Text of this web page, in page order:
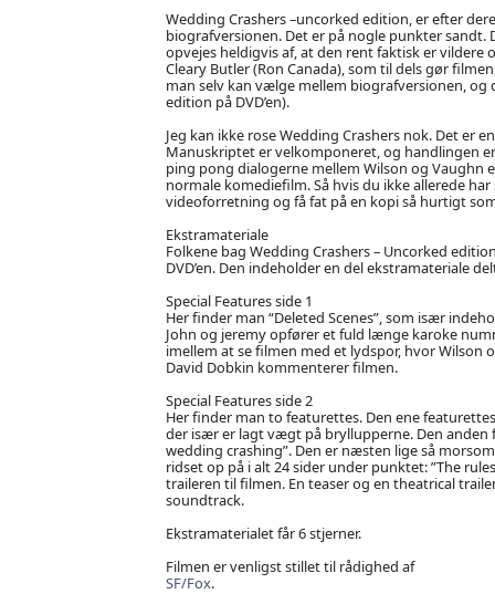
Wedding Crashers –uncorked edition, er efter
biografversionen. Det er på nogle punkter
opvejes heldigvis af, at den rent faktisk er vildere
Cleary Butler (Ron Canada), som til dels gør
man selv kan vælge mellem biografversionen,
edition på DVD’en).
Jeg kan ikke rose Wedding Crashers nok. Det er
Manuskriptet er velkomponeret, og handlingen
ping pong dialogerne mellem Wilson og Vaughn
normale komediefilm. Så hvis du ikke allerede
videoforretning og få fat på en kopi så hurtigt
Ekstramateriale
Folkene bag Wedding Crashers – Uncorked
DVD’en. Den indeholder en del ekstramateriale
Special Features side 1
Her finder man “Deleted Scenes”, som især
John og jeremy opfører et fuld længe karoke
imellem at se filmen med et lydspor, hvor
David Dobkin kommenterer filmen.
Special Features side 2
Her finder man to featurettes. Den ene
der især er lagt vægt på bryllupperne. Den anden
wedding crashing”. Den er næsten lige så
ridset op på i alt 24 sider under punktet: ”The
traileren til filmen. En teaser og en theatrical
soundtrack.
Ekstramaterialet får 6 stjerner.
Filmen er venligst stillet til rådighed af
SF/Fox.